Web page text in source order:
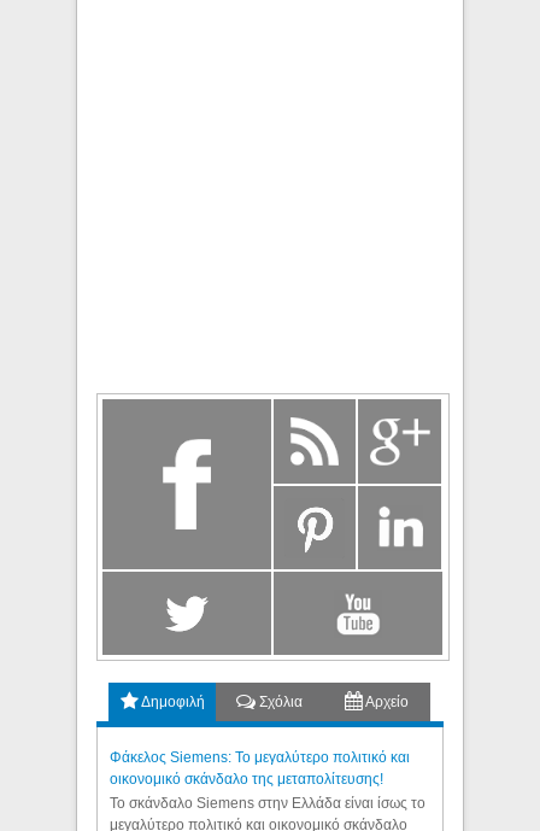
Δημοφιλή Σχόλια Αρχείο
Φάκελος Siemens: Το μεγαλύτερο πολιτικό και
οικονομικό σκάνδαλο της μεταπολίτευσης!
Το σκάνδαλο Siemens στην Ελλάδα είναι ίσως το
μεγαλύτερο πολιτικό και οικονομικό σκάνδαλο